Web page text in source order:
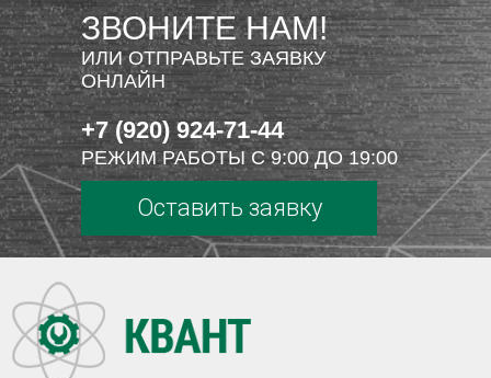
ЗВОНИТЕ НАМ!
ИЛИ ОТПРАВЬТЕ ЗАЯВКУ
ОНЛАЙН
+7 (920) 924-71-44
РЕЖИМ РАБОТЫ С 9:00 ДО 19:00
Оставить заявку